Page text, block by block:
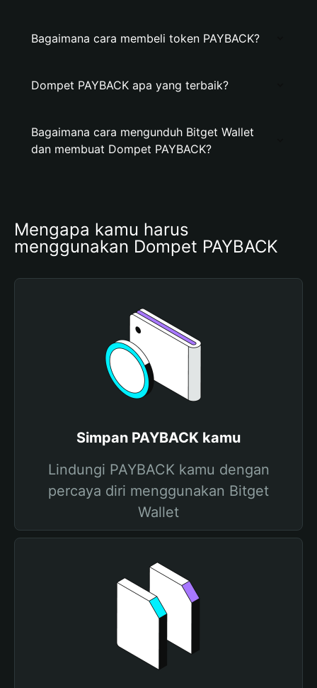
Bagaimana cara membeli token PAYBACK?
Dompet PAYBACK apa yang terbaik?
Bagaimana cara mengunduh Bitget Wallet
dan membuat Dompet PAYBACK?
Mengapa kamu harus
menggunakan Dompet PAYBACK
Simpan PAYBACK kamu
Lindungi PAYBACK kamu dengan
percaya diri menggunakan Bitget
Wallet